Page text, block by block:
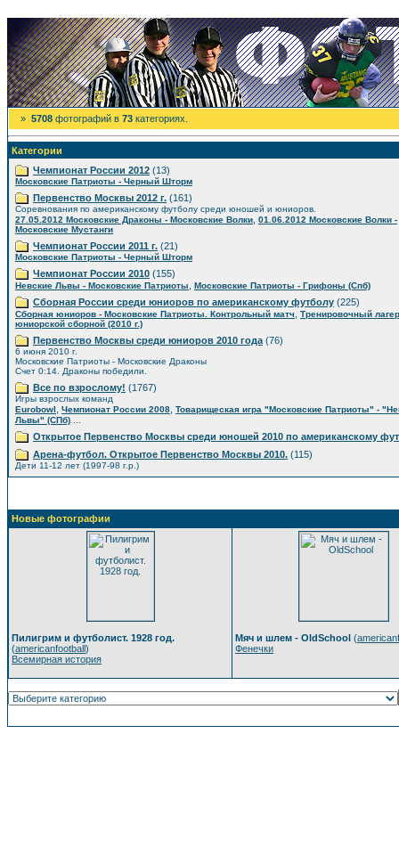
» 5708 фотографий в 73 категориях.
Категории
Чемпионат России 2012 (13)
Московские Патриоты - Черный Шторм
Первенство Москвы 2012 г. (161)
Соревнования по американскому футболу среди юношей и юниоров.
27.05.2012 Московские Драконы - Московские Волки 01.06.2012 Московские Волки -
Московские Мустанги
Чемпионат России 2011 г. (21)
Московские Патриоты - Черный Шторм
Чемпионат России 2010 (155)
Невские Львы - Московские Патриоты Московские Патриоты - Грифоны (Спб)
Сборная России среди юниоров по американскому футболу (225)
Сборная юниоров - Московские Патриоты. Контрольный матч Тренировочный
юниорской сборной (2010 г.)
Первенство Москвы среди юниоров 2010 года (76)
6 июня 2010 г.
Московские Патриоты - Московские Драконы
Счет 0:14. Драконы победили.
Все по взрослому! (1767)
Игры взрослых команд
Eurobowl
Чемпионат России 2008 Товарищеская игра "Московские Патриоты" -
Львы" (СПб)
Открытое Первенство Москвы среди юношей 2010 по американскому
Арена-футбол. Открытое Первенство Москвы 2010. (115)
Дети 11-12 лет (1997-98 г.р.)
Новые фотографии
Пилигрим и футболист. 1928 год.
(americanfootball)
Всемирная история
Мяч и шлем - OldSchool (
Фенечки